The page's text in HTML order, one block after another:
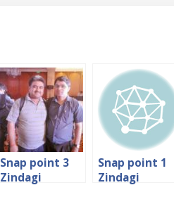
Snap point 3
Zindagi
Snap point 1
Zindagi